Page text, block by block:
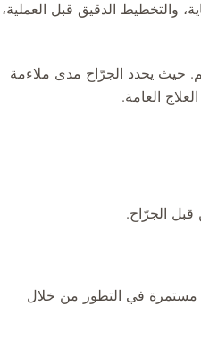
والتخطيط الدقيق قبل العملية،
حيث يحدد الجرّاح مدى ملاءمة
العامة.
الجرّاح.
مستمرة في التطور من خلال